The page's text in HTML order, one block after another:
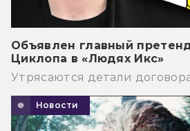
Объявлен главный
Циклопа в «Людях Икс»
Утрясаются детали
Новости